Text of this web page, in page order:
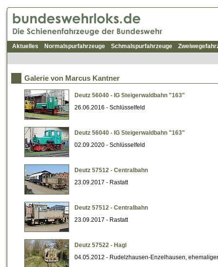
Aktuelles Normalspurfahrzeuge Schmalspurfahrzeuge
Galerie von Marcus Kantner
Deutz 56040 - IG Steigerwaldbahn "163"
26.06.2016 - Schlüsselfeld
Deutz 56040 - IG Steigerwaldbahn "163"
02.09.2020 - Schlüsselfeld
Deutz 57512 - Centralbahn
23.09.2017 - Rastatt
Deutz 57512 - Centralbahn
23.09.2017 - Rastatt
Deutz 57522 - Hagl
04.05.2012 - Rudelzhausen-Enzelhausen,